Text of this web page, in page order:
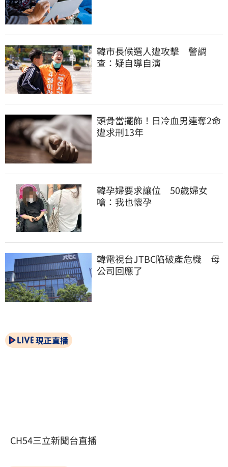
韓市長候選人遭攻擊　警調
查：疑自導自演
頭骨當擺飾！日冷血男連奪2命
遭求刑13年
韓孕婦要求讓位　50歲婦女
嗆：我也懷孕
韓電視台JTBC陷破產危機　母
公司回應了
現正直播
CH54三立新聞台直播